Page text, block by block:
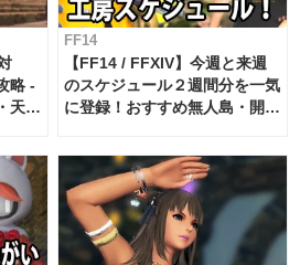
略 -
天
FF14
【FF14 / FFXIV】今週と来週
のスケジュール２週間分を一気
に登録！おすすめ無人島・開拓